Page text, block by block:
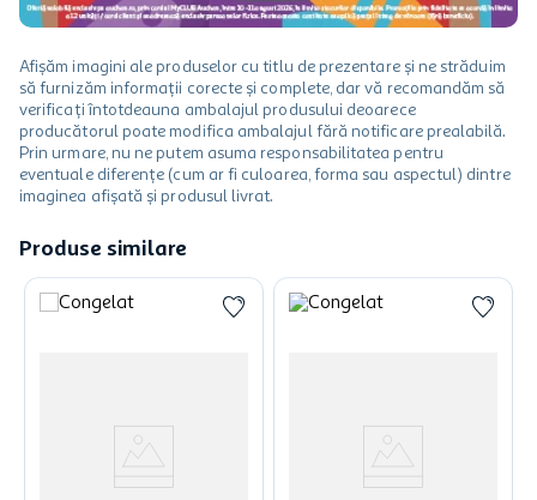
Afișăm imagini ale produselor cu titlu de prezentare și ne străduim
să furnizăm informații corecte și complete, dar vă recomandăm să
verificați întotdeauna ambalajul produsului deoarece
producătorul poate modifica ambalajul fără notificare prealabilă.
Prin urmare, nu ne putem asuma responsabilitatea pentru
eventuale diferențe (cum ar fi culoarea, forma sau aspectul) dintre
imaginea afișată și produsul livrat.
Produse similare